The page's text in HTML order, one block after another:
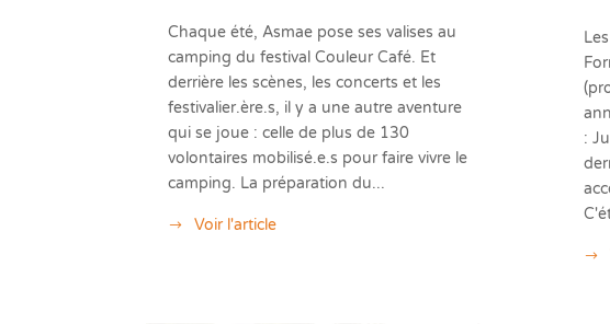
Chaque été, Asmae pose ses valises au
camping du festival Couleur Café. Et
derrière les scènes, les concerts et les
festivalier.ère.s, il y a une autre aventure
qui se joue : celle de plus de 130
volontaires mobilisé.e.s pour faire vivre le
camping. La préparation du...
Voir l'article
: